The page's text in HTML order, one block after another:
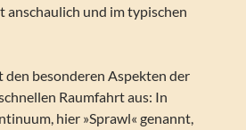
anschaulich und im typischen
den besonderen Aspekten der
Raumfahrt aus: In
hier »Sprawl« genannt,